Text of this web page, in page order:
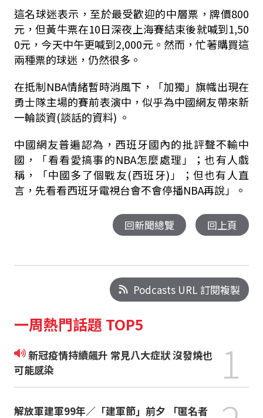
這名球迷表示，至於最受歡迎的中層票，牌價800
元，但黃牛票在10日深夜上海賽結束後就喊到1,50
0元，今天中午更喊到2,000元。然而，忙著購買這
兩種票的球迷，仍然很多。
在抵制NBA情緒暫時消風下，「加獨」旗幟出現在
勇士隊主場的賽前表演中，似乎為中國網友帶來新
一輪談資(談話的資料) 。
中國網友普遍認為，西班牙國內的批評聲不輸中
國，「看看愛搞事的NBA怎麼處理」；也有人戲
稱，「中國多了個戰友(西班牙)」；但也有人直
言，先看看西班牙電視台會不會停播NBA再說」。
回新聞總覽 回上頁
Podcasts URL 訂閱複製
一周熱門話題 TOP5
新冠疫情持續飆升 常見八大症狀 沒發燒也
可能感染
1
解放軍建軍99年／「建軍節」前夕 「匿名者